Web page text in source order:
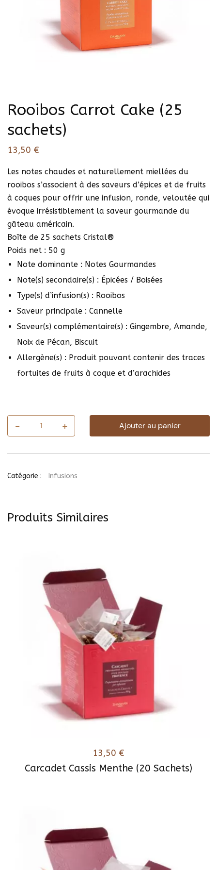
Rooibos Carrot Cake (25
sachets)
13,50 €
Les notes chaudes et naturellement miellées du
rooibos s’associent à des saveurs d’épices et de fruits
à coques pour offrir une infusion, ronde, veloutée qui
évoque irrésistiblement la saveur gourmande du
gâteau américain.
Boîte de 25 sachets Cristal®
Poids net : 50 g
Note dominante : Notes Gourmandes
Note(s) secondaire(s) : Épicées / Boisées
Type(s) d’infusion(s) : Rooibos
Saveur principale : Cannelle
Saveur(s) complémentaire(s) : Gingembre, Amande,
Noix de Pécan, Biscuit
Allergène(s) : Produit pouvant contenir des traces
fortuites de fruits à coque et d’arachides
-
quantité
de
(25
+ Ajouter au panier
Catégorie : Infusions
Produits Similaires
Carcadet Cassis Menthe (20 Sachets)
13,50 €